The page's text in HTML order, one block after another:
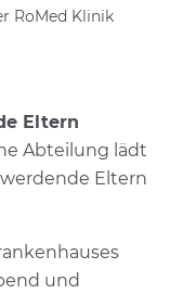
RoMed Klinik
Eltern
Abteilung lädt
Eltern
und